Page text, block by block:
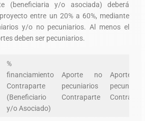
(beneficiaria y/o asociada) deberá
entre un 20% a 60%, mediante
y/o no pecuniarios. Al menos el
deben ser pecuniarios.
%
financiamiento
Contraparte
(Beneficiario
y/o Asociado)
Aporte no
pecuniarios
Contraparte
Aportes